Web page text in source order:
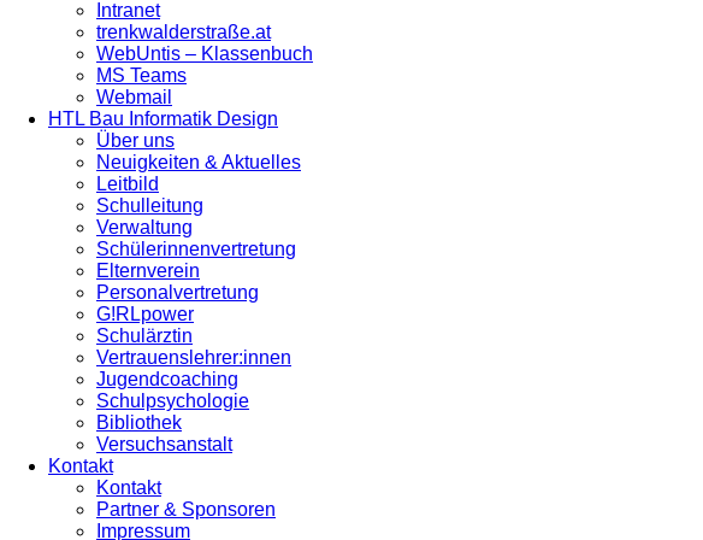
Intranet
trenkwalderstraße.at
WebUntis – Klassenbuch
MS Teams
Webmail
HTL Bau Informatik Design
Über uns
Neuigkeiten & Aktuelles
Leitbild
Schulleitung
Verwaltung
Schülerinnenvertretung
Elternverein
Personalvertretung
G!RLpower
Schulärztin
Vertrauenslehrer:innen
Jugendcoaching
Schulpsychologie
Bibliothek
Versuchsanstalt
Kontakt
Kontakt
Partner & Sponsoren
Impressum